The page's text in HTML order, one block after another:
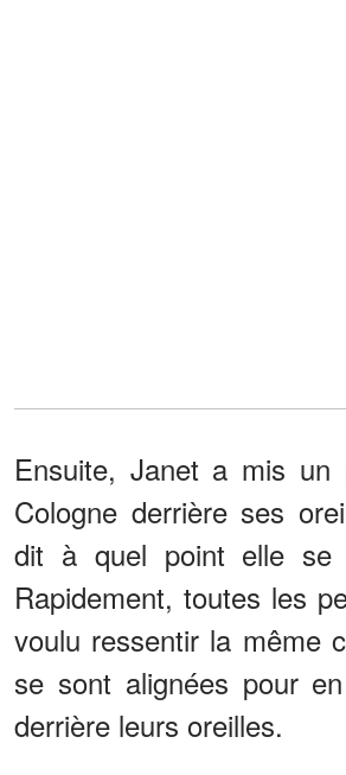
Ensuite, Janet a mis un
Cologne derrière ses
dit à quel point elle se
Rapidement, toutes les
voulu ressentir la même
se sont alignées pour
derrière leurs oreilles.